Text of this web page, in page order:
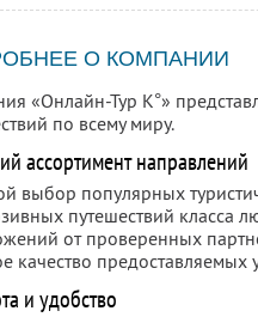
О КОМПАНИИ
«Онлайн-Тур К°»
по всему миру.
ассортимент направлений
выбор популярных
путешествий класса
от проверенных
качество предоставляемых
и удобство